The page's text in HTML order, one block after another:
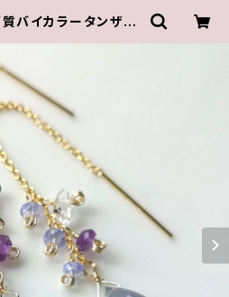
質バイカラータンザナ
ょっぷ（yukky.）アク
ーショップ